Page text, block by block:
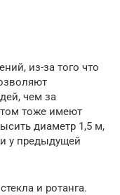
из-за того что
чем за
тоже имеют
диаметр 1,5 м,
и у предыдущей
и ротанга.